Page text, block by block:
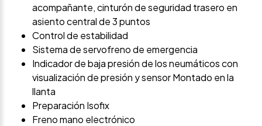
acompañante, cinturón de seguridad trasero en
asiento central de 3 puntos
Control de estabilidad
Sistema de servofreno de emergencia
Indicador de baja presión de los neumáticos con
visualización de presión y sensor Montado en la
llanta
Preparación Isofix
Freno mano electrónico